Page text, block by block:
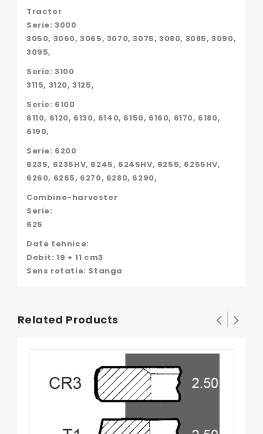
Tractor
Serie: 3000
3050, 3060, 3065, 3070, 3075, 3080, 3085, 3090,
3095,
Serie: 3100
3115, 3120, 3125,
Serie: 6100
6110, 6120, 6130, 6140, 6150, 6160, 6170, 6180,
6190,
Serie: 6200
6235, 6235HV, 6245, 6245HV, 6255, 6255HV,
6260, 6265, 6270, 6280, 6290,
Combine-harvester
Serie:
625
Date tehnice:
Debit: 19 + 11 cm3
Sens rotatie: Stanga
Related Products